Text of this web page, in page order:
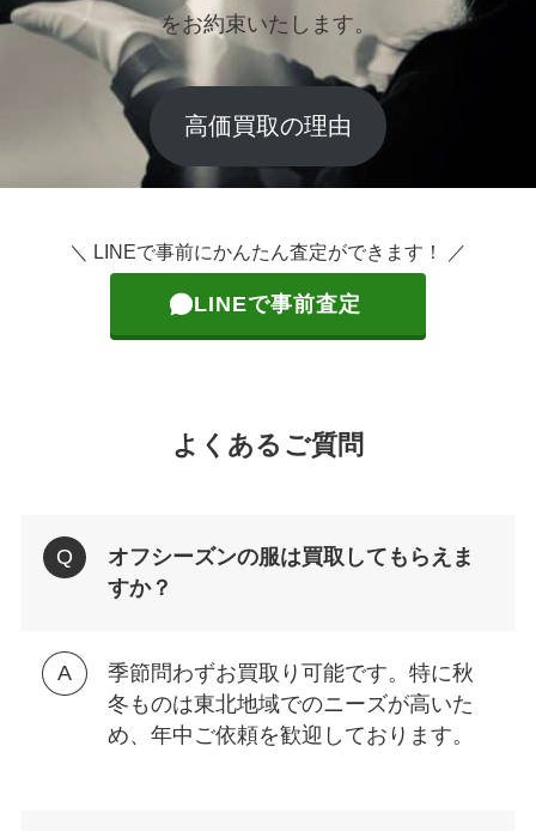
をお約束いたします。
高価買取の理由
＼ LINEで事前にかんたん査定ができます！ ／
LINEで事前査定
よくあるご質問
オフシーズンの服は買取してもらえま
すか？
季節問わずお買取り可能です。特に秋
冬ものは東北地域でのニーズが高いた
め、年中ご依頼を歓迎しております。